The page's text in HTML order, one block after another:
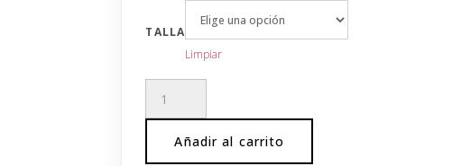
TALLA
Limpiar
tailored
algodón
Añadir al carrito